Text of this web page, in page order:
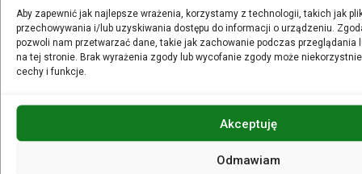
Aby zapewnić jak najlepsze wrażenia, korzystamy z technologii, takich jak
przechowywania i/lub uzyskiwania dostępu do informacji o urządzeniu.
pozwoli nam przetwarzać dane, takie jak zachowanie podczas przeglądania
na tej stronie. Brak wyrażenia zgody lub wycofanie zgody może niekorzystnie
cechy i funkcje.
Akceptuję
Odmawiam